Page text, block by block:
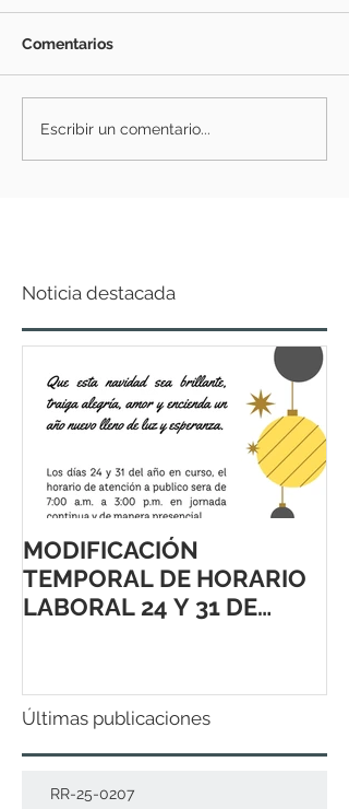
Comentarios
Escribir un comentario...
Noticia destacada
MODIFICACIÓN
TEMPORAL DE HORARIO
LABORAL 24 Y 31 DE
Últimas publicaciones
RR-25-0207